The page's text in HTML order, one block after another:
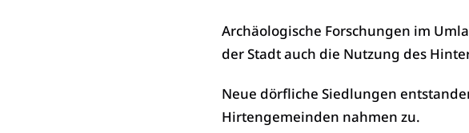
Archäologische Forschungen im
der Stadt auch die Nutzung des
Neue dörfliche Siedlungen
Hirtengemeinden nahmen zu.